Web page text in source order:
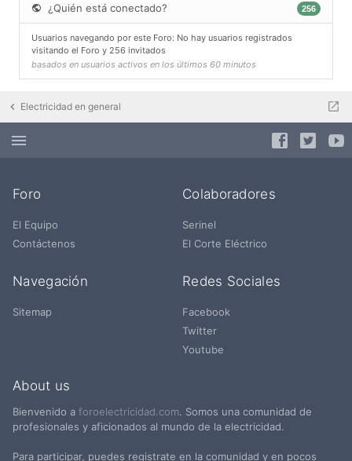
¿Quién está conectado? 256
Usuarios navegando por este Foro: No hay usuarios registrados
visitando el Foro y 256 invitados
basados en usuarios activos en los últimos 60 minutos
Electricidad en general
Foro
El Equipo
Contáctenos
Colaboradores
Serinel
El Corte Eléctrico
Navegación
Sitemap
Redes Sociales
Facebook
Twitter
Youtube
About us
Bienvenido a foroelectricidad.com. Somos una comunidad de
profesionales y aficionados al mundo de la electricidad.
Para participar, puedes registrate en la comunidad y en pocos